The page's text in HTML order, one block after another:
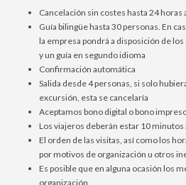
Cancelación sin costes hasta 24 horas
Guía bilingüe hasta 30 personas. En
la empresa pondrá a disposición de
y un guía en segundo idioma
Confirmación automática
Salida desde 4 personas, si solo
excursión, esta se cancelaría
Aceptamos bono digital o bono
Los viajeros deberán estar 10
El orden de las visitas, así como los
por motivos de organización u otros
Es posible que en alguna ocasión los
organización